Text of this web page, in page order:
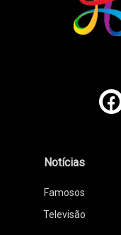
Notícias
Famosos
Televisão